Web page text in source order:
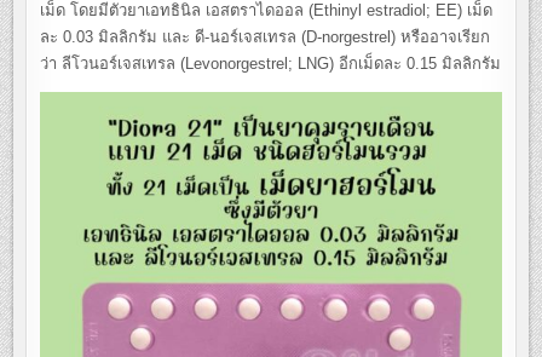
เม็ด โดยมีตัวยาเอทธินิล เอสตราไดออล (Ethinyl estradiol; EE) เม็ด
ละ 0.03 มิลลิกรัม และ ดี-นอร์เจสเทรล (D-norgestrel) หรืออาจเรียก
ว่า ลีโวนอร์เจสเทรล (Levonorgestrel; LNG) อีกเม็ดละ 0.15 มิลลิกรัม